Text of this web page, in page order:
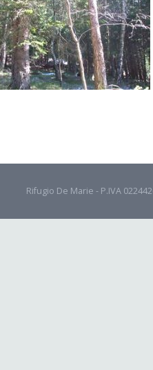
Rifugio De Marie - P.IVA